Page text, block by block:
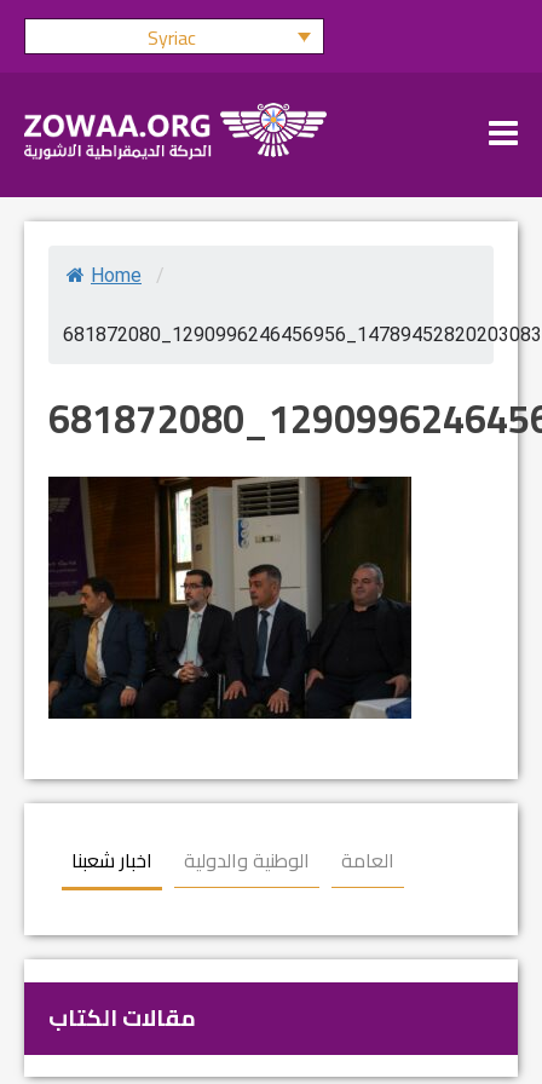
Skip
Syriac
Home /
اخبار شعبنا الوطنية والدولية العامة
مقالات الكتاب